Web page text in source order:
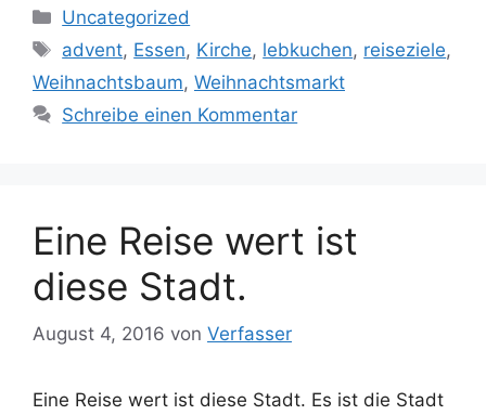
Kategorien
Uncategorized
Schlagwörter
advent, Essen, Kirche, lebkuchen, reiseziele,
Weihnachtsbaum, Weihnachtsmarkt
Schreibe einen Kommentar
Eine Reise wert ist
diese Stadt.
August 4, 2016 von Verfasser
Eine Reise wert ist diese Stadt. Es ist die Stadt